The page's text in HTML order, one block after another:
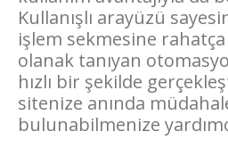
Kullanışlı arayüzü
işlem sekmesine
olanak tanıyan
hızlı bir şekilde
sitenize anında
bulunabilmenize